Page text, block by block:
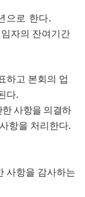
으로 한다.
자의 잔여기간
하고 본회의 업
다.
사항을 의결하
항을 처리한다.
사항을 감사하는